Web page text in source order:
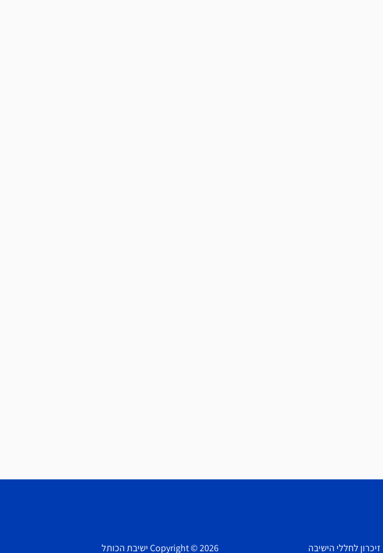
זיכרון לחללי הישיבה Copyright © 2026 ישיבת הכותל